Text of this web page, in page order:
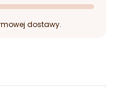
dostawy.